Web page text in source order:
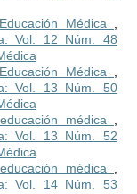
Médica ,
Vol. 12 Núm. 48
Médica ,
Vol. 13 Núm. 50
médica ,
Vol. 13 Núm. 52
médica ,
Vol. 14 Núm. 53